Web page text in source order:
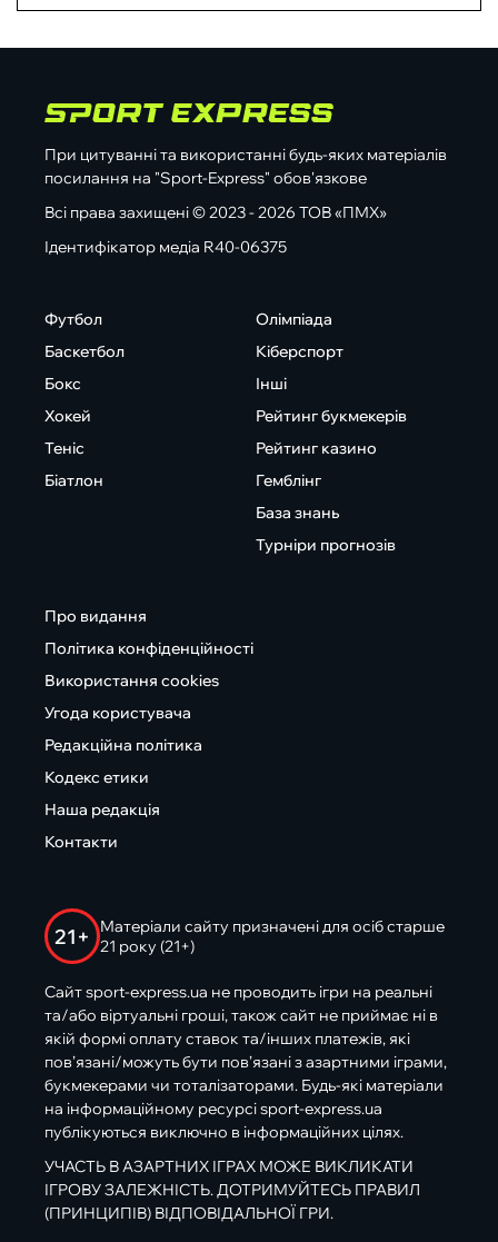
При цитуванні та використанні будь-яких матеріалів
посилання на "Sport-Express" обов'язкове
Всі права захищені © 2023 - 2026 ТОВ «ПМХ»
Ідентифікатор медіа R40-06375
Футбол
Баскетбол
Бокс
Хокей
Теніс
Біатлон
Олімпіада
Кіберспорт
Інші
Рейтинг букмекерів
Рейтинг казино
Гемблінг
База знань
Турніри прогнозів
Про видання
Політика конфіденційності
Використання cookies
Угода користувача
Редакційна політика
Кодекс етики
Наша редакція
Контакти
21+
Матеріали сайту призначені для осіб старше
21 року (21+)
Сайт sport-express.ua не проводить ігри на реальні
та/або віртуальні гроші, також сайт не приймає ні в
якій формі оплату ставок та/інших платежів, які
пов’язані/можуть бути пов’язані з азартними іграми,
букмекерами чи тоталізаторами. Будь-які матеріали
на інформаційному ресурсі sport-express.ua
публікуються виключно в інформаційних цілях.
УЧАСТЬ В АЗАРТНИХ ІГРАХ МОЖЕ ВИКЛИКАТИ
ІГРОВУ ЗАЛЕЖНІСТЬ. ДОТРИМУЙТЕСЬ ПРАВИЛ
(ПРИНЦИПІВ) ВІДПОВІДАЛЬНОЇ ГРИ.